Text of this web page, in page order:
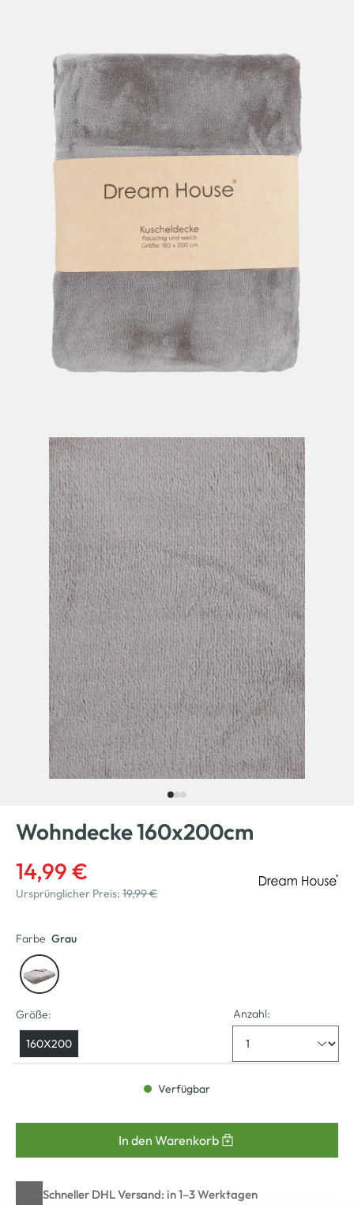
Wohndecke 160x200cm
14,99 €
Ursprünglicher Preis: 19,99 €
Farbe Grau
Größe:
160X200
Anzahl:
Verfügbar
In den Warenkorb
Schneller DHL Versand: in 1–3 Werktagen